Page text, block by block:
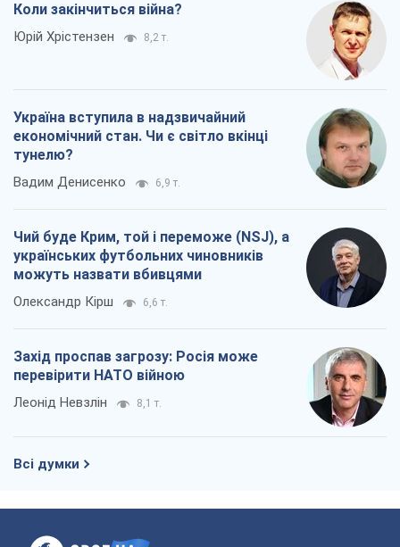
Коли закінчиться війна?
Юрій Хрістензен 8,2 т.
Україна вступила в надзвичайний
економічний стан. Чи є світло вкінці
тунелю?
Вадим Денисенко 6,9 т.
Чий буде Крим, той і переможе (NSJ), а
українських футбольних чиновників
можуть назвати вбивцями
Олександр Кірш 6,6 т.
Захід проспав загрозу: Росія може
перевірити НАТО війною
Леонід Невзлін 8,1 т.
Всі думки